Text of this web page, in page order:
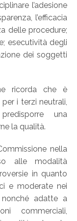
l’adesione
l’efficacia
delle procedure;
esecutività degli
dei soggetti
ricorda che è
i terzi neutrali,
una
la qualità.
nella
alle modalità
in quanto
e moderate nei
adatte a
commerciali,